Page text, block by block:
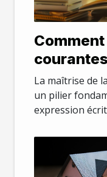
française
La maîtrise de
un pilier
expression